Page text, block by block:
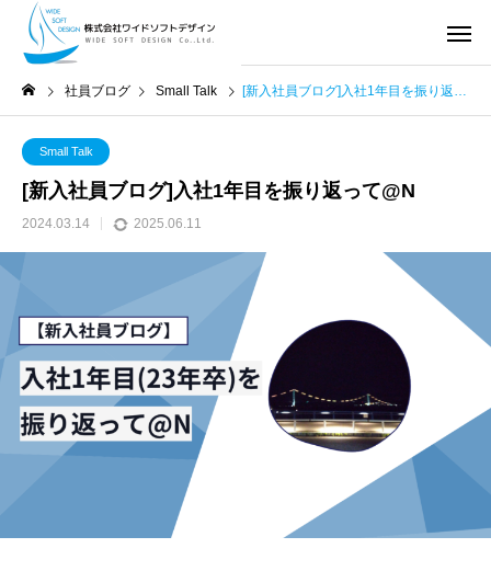
社員ブログ Small Talk [新入社員ブログ]入社1年目を振り返って@N
Small Talk
[新入社員ブログ]入社1年目を振り返って@N
2024.03.14 2025.06.11